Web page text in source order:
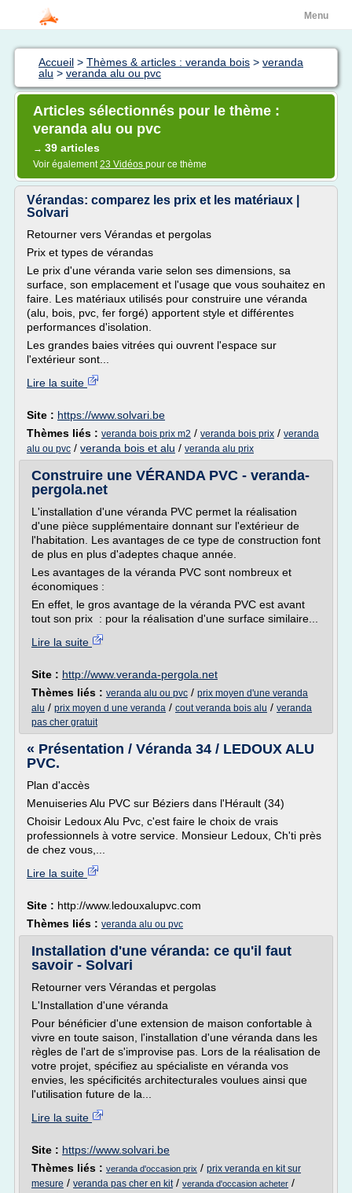
Menu
Accueil > Thèmes & articles : veranda bois > veranda
alu > veranda alu ou pvc
Articles sélectionnés pour le thème :
veranda alu ou pvc
→ 39 articles
Voir également23 Vidéos pour ce thème
Vérandas: comparez les prix et les matériaux |
Solvari
Retourner vers Vérandas et pergolas
Prix et types de vérandas
Le prix d'une véranda varie selon ses dimensions, sa
surface, son emplacement et l'usage que vous souhaitez en
faire. Les matériaux utilisés pour construire une véranda
(alu, bois, pvc, fer forgé) apportent style et différentes
performances d'isolation.
Les grandes baies vitrées qui ouvrent l'espace sur
l'extérieur sont...
Lire la suite
Site : https://www.solvari.be
Thèmes liés : veranda bois prix m2 / veranda bois prix / veranda
alu ou pvc / veranda bois et alu / veranda alu prix
Construire une VÉRANDA PVC - veranda-
pergola.net
L'installation d'une véranda PVC permet la réalisation
d'une pièce supplémentaire donnant sur l'extérieur de
l'habitation. Les avantages de ce type de construction font
de plus en plus d'adeptes chaque année.
Les avantages de la véranda PVC sont nombreux et
économiques :
En effet, le gros avantage de la véranda PVC est avant
tout son prix : pour la réalisation d'une surface similaire...
Lire la suite
Site : http://www.veranda-pergola.net
Thèmes liés : veranda alu ou pvc / prix moyen d'une veranda
alu / prix moyen d une veranda / cout veranda bois alu / veranda
pas cher gratuit
« Présentation / Véranda 34 / LEDOUX ALU
PVC.
Plan d'accès
Menuiseries Alu PVC sur Béziers dans l'Hérault (34)
Choisir Ledoux Alu Pvc, c'est faire le choix de vrais
professionnels à votre service. Monsieur Ledoux, Ch'ti près
de chez vous,...
Lire la suite
Site : http://www.ledouxalupvc.com
Thèmes liés : veranda alu ou pvc
Installation d'une véranda: ce qu'il faut
savoir - Solvari
Retourner vers Vérandas et pergolas
L'Installation d'une véranda
Pour bénéficier d'une extension de maison confortable à
vivre en toute saison, l'installation d'une véranda dans les
règles de l'art de s'improvise pas. Lors de la réalisation de
votre projet, spécifiez au spécialiste en véranda vos
envies, les spécificités architecturales voulues ainsi que
l'utilisation future de la...
Lire la suite
Site : https://www.solvari.be
Thèmes liés : veranda d'occasion prix / prix veranda en kit sur
mesure / veranda pas cher en kit/ veranda d'occasion acheter /